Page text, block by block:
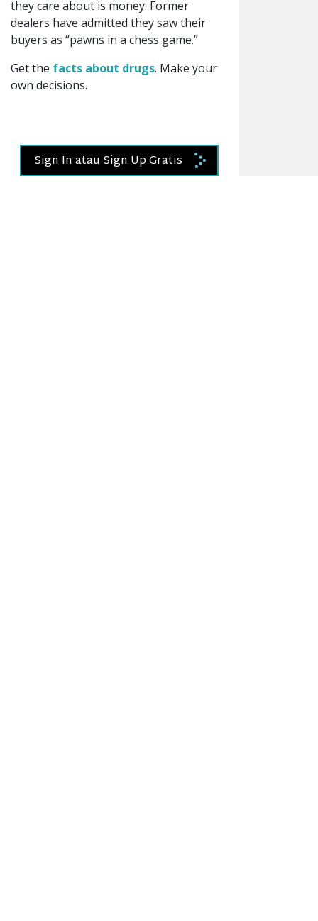
they care about is money. Former
dealers have admitted they saw their
buyers as “pawns in a chess game.”
Get the facts about drugs. Make your
own decisions.
Sign In atau Sign Up Gratis